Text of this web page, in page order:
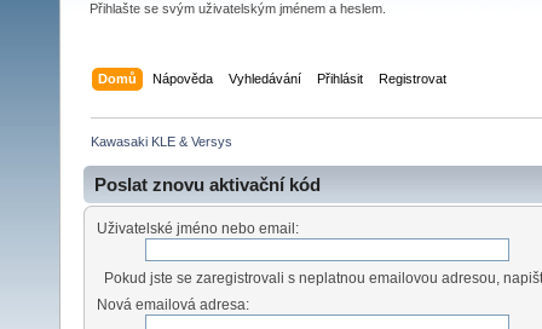
Přihlašte se svým uživatelským jménem a heslem.
Domů Nápověda Vyhledávání Přihlásit Registrovat
Kawasaki KLE & Versys
Poslat znovu aktivační kód
Uživatelské jméno nebo email:
Pokud jste se zaregistrovali s neplatnou emailovou adresou,
Nová emailová adresa: